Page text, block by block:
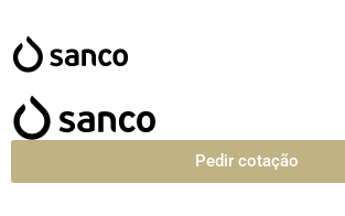
Pedir cotação